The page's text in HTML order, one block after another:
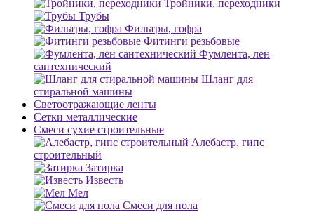
Тройники, переходники
Трубы
Фильтры, гофра
Фитинги резьбовые
Фумлента, лен
сантехнический
Шланг для
стиральной машины
Светоотражающие ленты
Сетки металлические
Смеси сухие строительные
Алебастр, гипс
строительный
Затирка
Известь
Мел
Смеси для пола